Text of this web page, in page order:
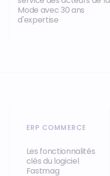
Mode avec 30 ans
d'expertise
ERP COMMERCE
Les fonctionnalités
clés du logiciel
Fastmag